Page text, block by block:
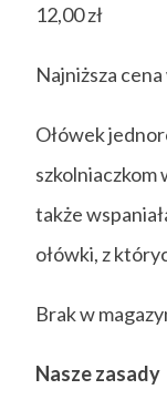
12,00zł
Najniższa
Ołówek
szkolniaczkom
także
ołówki, z
Brak w
Nasze zasady